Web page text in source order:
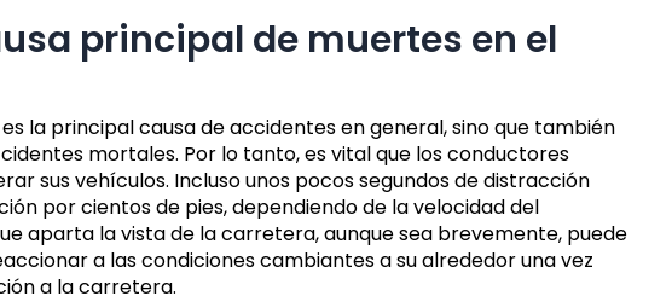
principal de muertes en el
la principal causa de accidentes en general, sino que también
mortales. Por lo tanto, es vital que los conductores
sus vehículos. Incluso unos pocos segundos de distracción
por cientos de pies, dependiendo de la velocidad del
aparta la vista de la carretera, aunque sea brevemente, puede
a las condiciones cambiantes a su alrededor una vez
a la carretera.